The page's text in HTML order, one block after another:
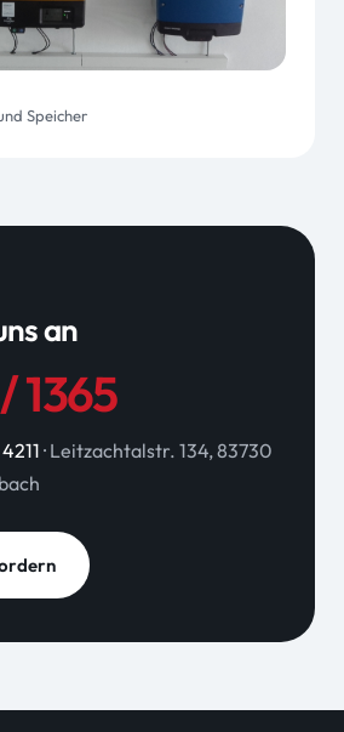
Speicher
an
1365
· Leitzachtalstr. 134, 83730